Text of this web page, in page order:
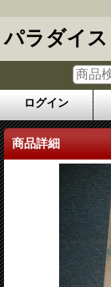
パラダイ
ログイン
商品詳細